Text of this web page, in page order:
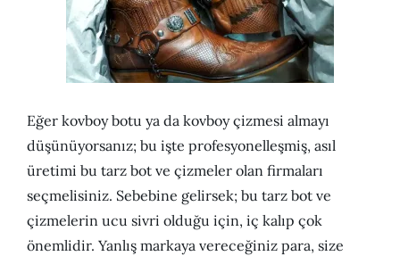
Eğer kovboy botu ya da kovboy çizmesi almayı
düşünüyorsanız; bu işte profesyonelleşmiş, asıl
üretimi bu tarz bot ve çizmeler olan firmaları
seçmelisiniz. Sebebine gelirsek; bu tarz bot ve
çizmelerin ucu sivri olduğu için, iç kalıp çok
önemlidir. Yanlış markaya vereceğiniz para, size